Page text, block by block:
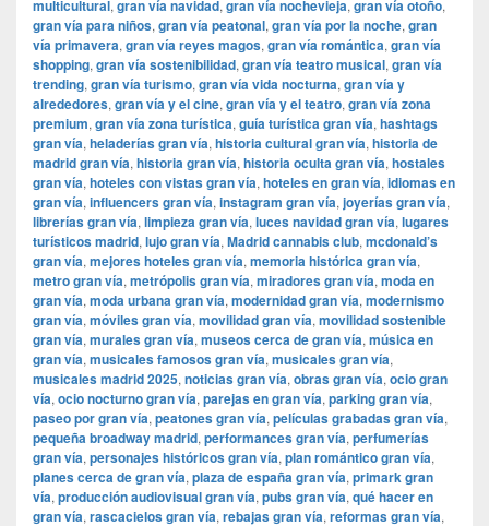
multicultural, gran vía navidad, gran vía nochevieja, gran vía otoño,
gran vía para niños, gran vía peatonal, gran vía por la noche, gran
vía primavera, gran vía reyes magos, gran vía romántica, gran vía
shopping, gran vía sostenibilidad, gran vía teatro musical, gran vía
trending, gran vía turismo, gran vía vida nocturna, gran vía y
alrededores, gran vía y el cine, gran vía y el teatro, gran vía zona
premium, gran vía zona turística, guía turística gran vía, hashtags
gran vía, heladerías gran vía, historia cultural gran vía, historia de
madrid gran vía, historia gran vía, historia oculta gran vía, hostales
gran vía, hoteles con vistas gran vía, hoteles en gran vía, idiomas en
gran vía, influencers gran vía, instagram gran vía, joyerías gran vía,
librerías gran vía, limpieza gran vía, luces navidad gran vía, lugares
turísticos madrid, lujo gran vía, Madrid cannabis club, mcdonald’s
gran vía, mejores hoteles gran vía, memoria histórica gran vía,
metro gran vía, metrópolis gran vía, miradores gran vía, moda en
gran vía, moda urbana gran vía, modernidad gran vía, modernismo
gran vía, móviles gran vía, movilidad gran vía, movilidad sostenible
gran vía, murales gran vía, museos cerca de gran vía, música en
gran vía, musicales famosos gran vía, musicales gran vía,
musicales madrid 2025, noticias gran vía, obras gran vía, ocio gran
vía, ocio nocturno gran vía, parejas en gran vía, parking gran vía,
paseo por gran vía, peatones gran vía, películas grabadas gran vía,
pequeña broadway madrid, performances gran vía, perfumerías
gran vía, personajes históricos gran vía, plan romántico gran vía,
planes cerca de gran vía, plaza de españa gran vía, primark gran
vía, producción audiovisual gran vía, pubs gran vía, qué hacer en
gran vía, rascacielos gran vía, rebajas gran vía, reformas gran vía,